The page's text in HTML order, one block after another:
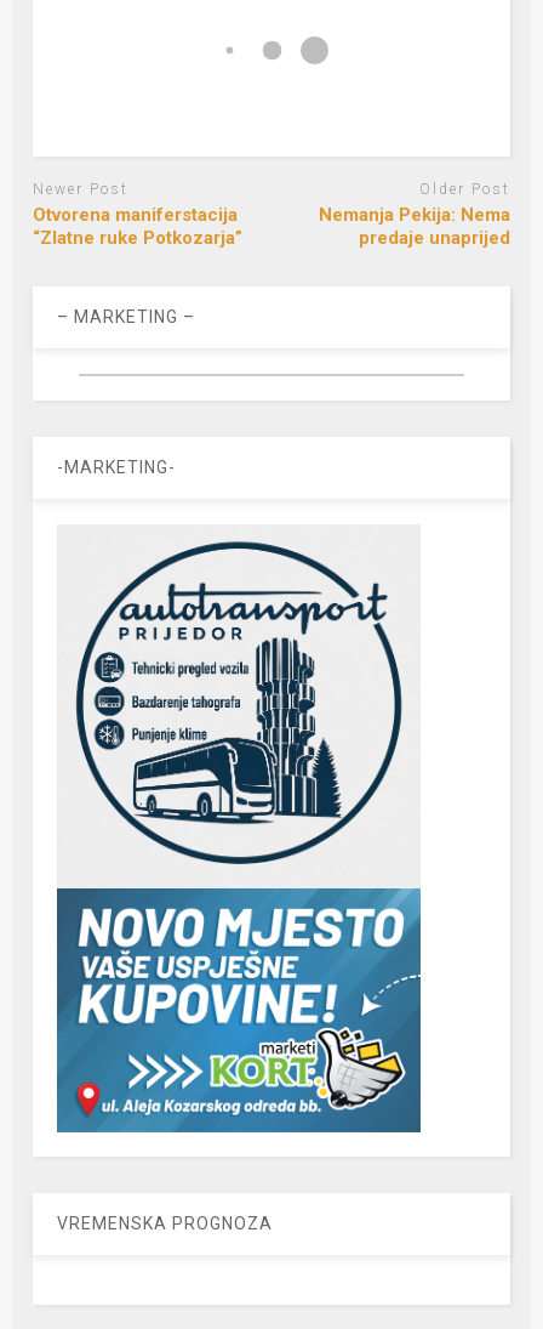
Newer Post
Otvorena maniferstacija
“Zlatne ruke Potkozarja”
Older Post
Nemanja Pekija: Nema
predaje unaprijed
– MARKETING –
-MARKETING-
VREMENSKA PROGNOZA